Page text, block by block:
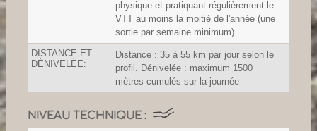
physique et pratiquant régulièrement le
VTT au moins la moitié de l'année (une
sortie par semaine minimum).
DISTANCE ET
DÉNIVELÉE:
Distance : 35 à 55 km par jour selon le
profil. Dénivelée : maximum 1500
mètres cumulés sur la journée
NIVEAU TECHNIQUE :